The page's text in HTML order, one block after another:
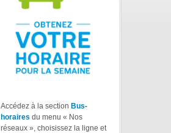
Accédez à la section Bus-
horaires du menu « Nos
réseaux », choisissez la ligne et